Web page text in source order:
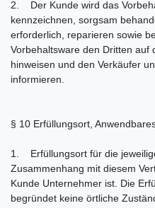
2. Der Kunde wird das
kennzeichnen, sorgsam
erforderlich, reparieren sowie
Vorbehaltsware den Dritten auf
hinweisen und den Verkäufer
informieren.
§ 10 Erfüllungsort,
1. Erfüllungsort für die
Zusammenhang mit diesem
Kunde Unternehmer ist. Die
begründet keine örtliche